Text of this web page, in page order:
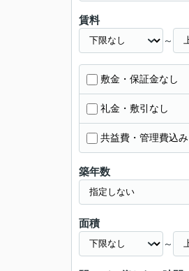
賃料
～
敷金・保証金なし
礼金・敷引なし
共益費・管理費込み
築年数
面積
～